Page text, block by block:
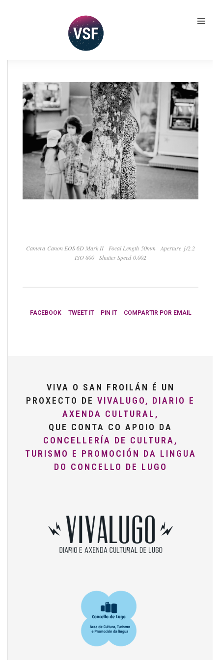
Camera Canon EOS 6D Mark II Focal Length 50mm
Aperture ƒ/2.2
ISO 800
Shutter Speed 0.002
FACEBOOK TWEET IT PIN IT COMPARTIR POR EMAIL
VIVA O SAN FROILÁN É UN
PROXECTO DE VIVALUGO, DIARIO E
AXENDA CULTURAL,
QUE CONTA CO APOIO DA
CONCELLERÍA DE CULTURA,
TURISMO E PROMOCIÓN DA LINGUA
DO CONCELLO DE LUGO